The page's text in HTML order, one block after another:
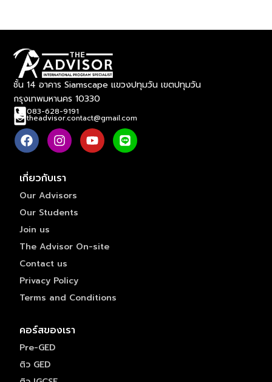
ชั้น 14 อาคาร Siamscape แขวงปทุมวัน เขตปทุมวัน
กรุงเทพมหานคร 10330
083-628-9191
theadvisor.contact@gmail.com
เกี่ยวกับเรา
Our Advisors
Our Students
Join us
The Advisor On-site
Contact us
Privacy Policy
Terms and Conditions
คอร์สของเรา
Pre-GED
ติว GED